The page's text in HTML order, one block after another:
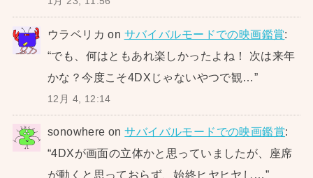
ウラベリカ on サバイバルモードでの映画鑑賞:
“でも、何はともあれ楽しかったよね！ 次は来年
かな？今度こそ4DXじゃないやつで観…”
12月 4, 12:14
sonowhere onサバイバルモードでの映画鑑賞:
“4DXが画面の立体かと思っていましたが、座席
が動くと思っておらず、始終ヒヤヒヤし…”